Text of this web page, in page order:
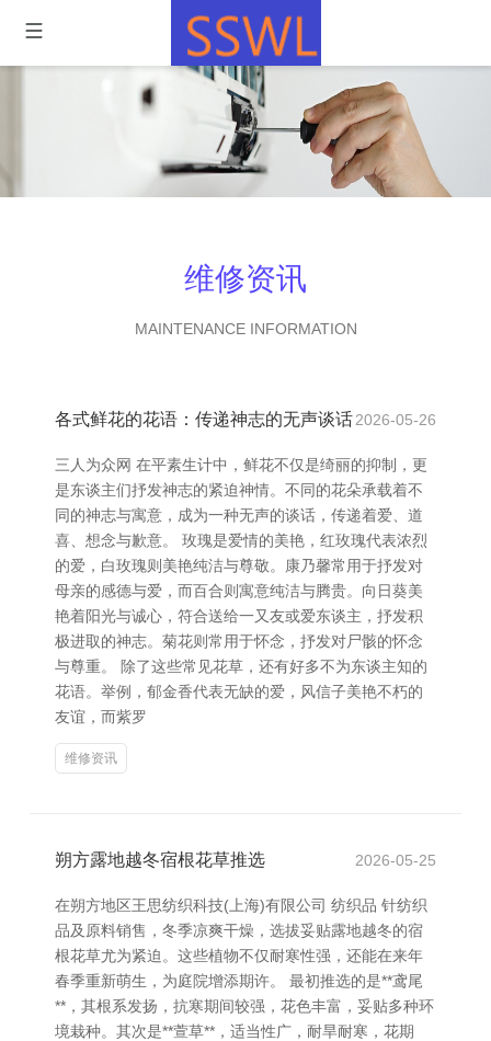
维修资讯
MAINTENANCE INFORMATION
各式鲜花的花语：传递神志的无声谈话2026-05-26
三人为众网 在平素生计中，鲜花不仅是绮丽的抑制，更
是东谈主们抒发神志的紧迫神情。不同的花朵承载着不
同的神志与寓意，成为一种无声的谈话，传递着爱、道
喜、想念与歉意。 玫瑰是爱情的美艳，红玫瑰代表浓烈
的爱，白玫瑰则美艳纯洁与尊敬。康乃馨常用于抒发对
母亲的感德与爱，而百合则寓意纯洁与腾贵。向日葵美
艳着阳光与诚心，符合送给一又友或爱东谈主，抒发积
极进取的神志。菊花则常用于怀念，抒发对尸骸的怀念
与尊重。 除了这些常见花草，还有好多不为东谈主知的
花语。举例，郁金香代表无缺的爱，风信子美艳不朽的
友谊，而紫罗
维修资讯
朔方露地越冬宿根花草推选 2026-05-25
在朔方地区王思纺织科技(上海)有限公司 纺织品 针纺织
品及原料销售，冬季凉爽干燥，选拔妥贴露地越冬的宿
根花草尤为紧迫。这些植物不仅耐寒性强，还能在来年
春季重新萌生，为庭院增添期许。 最初推选的是**鸢尾
**，其根系发扬，抗寒期间较强，花色丰富，妥贴多种环
境栽种。其次是**萱草**，适当性广，耐旱耐寒，花期